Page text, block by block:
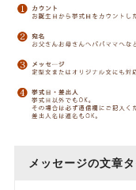
メッセージの文章